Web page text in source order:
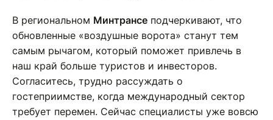
В региональном Минтрансе подчеркивают, что
обновленные «воздушные ворота» станут тем
самым рычагом, который поможет привлечь в
наш край больше туристов и инвесторов.
Согласитесь, трудно рассуждать о
гостеприимстве, когда международный сектор
требует перемен. Сейчас специалисты уже вовсю